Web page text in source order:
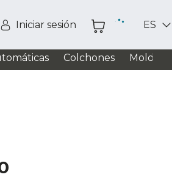
Iniciar sesión ES
Colchones